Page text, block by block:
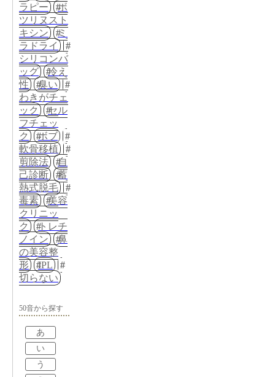
ラピー
ボ
ツリヌスト
キシン
ミ
ラドライ
シリコンバ
ッグ
冷え
性
臭い
わきがチェ
ック
セル
フチェッ
ク
ボブ
軟骨移植
剪除法
自
己診断
蓄
熱式脱毛
毒素
美容
クリニッ
ク
トレチ
ノイン
鼻
の美容整
形
IPL
切らない
50音から探す
あ
い
う